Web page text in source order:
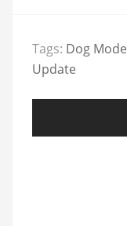
Tags: Dog Mode
Update